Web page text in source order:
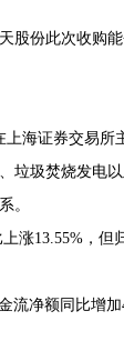
股份此次收购
海证券交易所
垃圾焚烧发电
。
涨13.55%，但
净额同比增加